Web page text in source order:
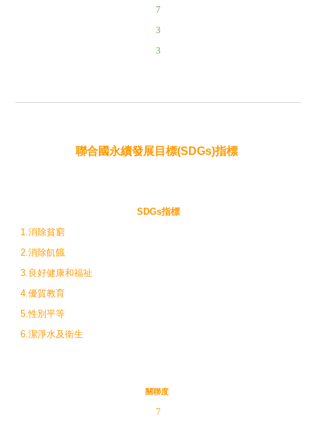
7
3
3
聯合國永續發展目標(SDGs)指標
SDGs指標
1.消除貧窮
2.消除飢餓
3.良好健康和福祉
4.優質教育
5.性別平等
6.潔淨水及衛生
關聯度
7